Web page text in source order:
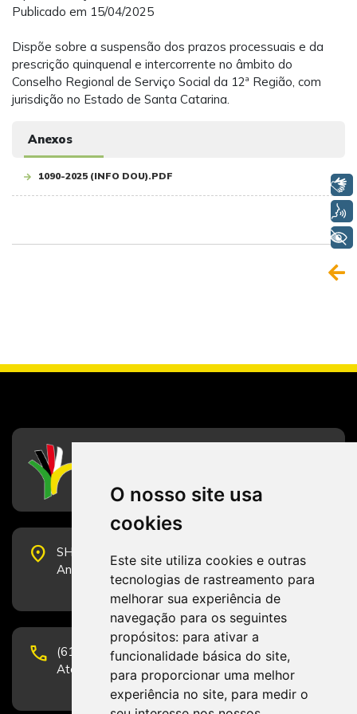
O nosso site usa
cookies
Este site utiliza cookies e outras
tecnologias de rastreamento para
melhorar sua experiência de
navegação para os seguintes
propósitos: para ativar a
funcionalidade básica do site,
para proporcionar uma melhor
experiência no site, para medir o
Publicado em 15/04/2025
Dispõe sobre a suspensão dos prazos processuais e da
prescrição quinquenal e intercorrente no âmbito do
Conselho Regional de Serviço Social da 12ª Região, com
jurisdição no Estado de Santa Catarina.
Anexos
1090-2025 (INFO DOU).PDF
place
SHS Quadra 6, Bloco E, Complexo Brasil 21, 20º
Andar, Sala 2001 - CEP 70322-915 - Brasília/DF
phone
(61) 3223-1652 e (61) 98131-3801.
Atendimento por telefone em horário comercial